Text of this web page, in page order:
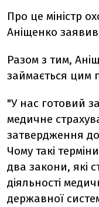
Про це міністр
Аніщенко
Разом з тим,
займається цим
"У нас готовий
медичне
затвердження
Чому такі
два закони, які
діяльності
державної